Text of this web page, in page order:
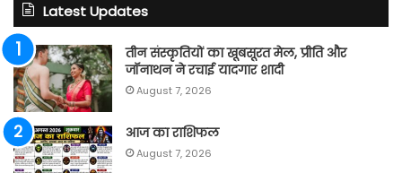
Latest Updates
तीन संस्कृतियों का खूबसूरत मेल, प्रीति और
जॉनाथन ने रचाई यादगार शादी
August 7, 2026
आज का राशिफल
August 7, 2026